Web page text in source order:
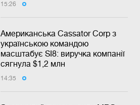
15:26
Американська Cassator Corp з
українською командою
масштабує SI8: виручка компанії
сягнула $1,2 млн
14:35